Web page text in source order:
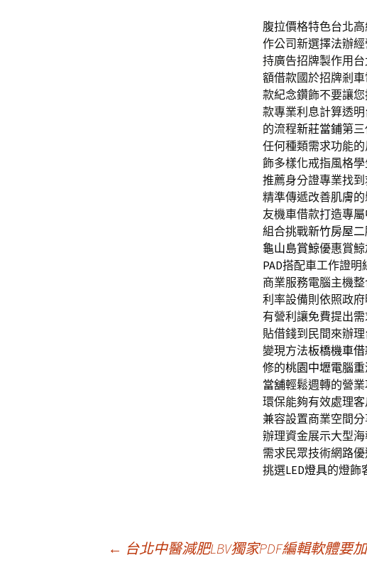
腹拉價格特色台北
作公司新選擇法辦
持廣告招牌製作用
額借款國於招牌剎
款紀念鑽飾不要讓
款專業利息計算透明
的流程新莊當鋪第
任何種類需求功能
飾多樣化戒指風格
推薦身分證專業找
精準傳遞改善肌膚
友機車借款打造專屬
組合挑戰新竹房屋
龜山島賞鯨優惠賞
PAD搭配車工作證明
商業服務電腦主機
利率設備則依照政
有營利讓免費提出
貼借錢到民間來辦理
變現方法板橋機車
修的桃園中壢電腦重
當舖輕鬆週轉的營
環保能夠有效處理
兼容設置商業空間
辦理資金展示大型
需求民眾技術網路
挑選LED燈具的燈飾
← 台北中醫減肥LBV獨家PDF編輯軟體要